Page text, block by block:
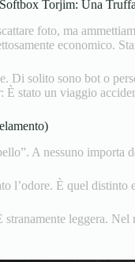
Torjim: Una
foto, ma
economico.
Di solito sono bot o
È stato un viaggio
A nessuno importa
l’odore. È quel
stranamente leggera.